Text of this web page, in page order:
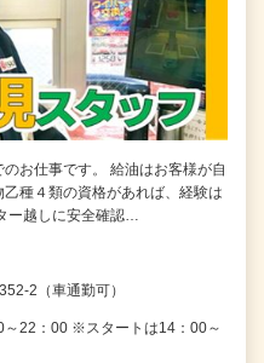
お仕事です。 給油はお客様が自
種４類の資格があれば、経験は
ー越しに安全確認…
2（車通勤可）
22：00 ※スタートは14：00～